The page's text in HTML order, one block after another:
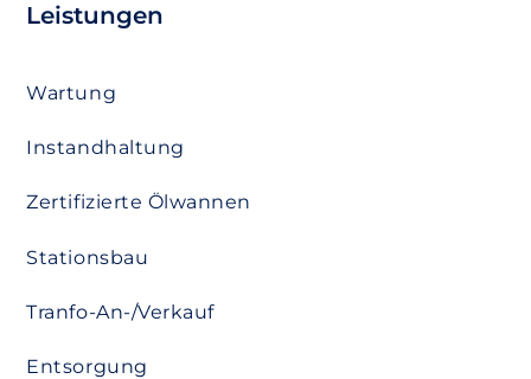
Leistungen
Wartung
Instandhaltung
Zertifizierte Ölwannen
Stationsbau
Tranfo-An-/Verkauf
Entsorgung